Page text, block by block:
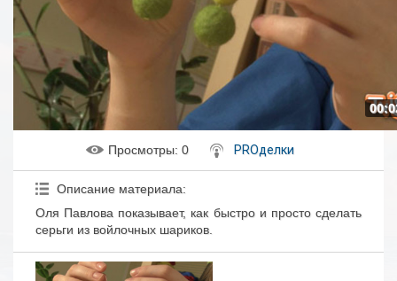
Просмотры: 0 PROделки
Описание материала:
Оля Павлова показывает, как быстро и просто сделать
серьги из войлочных шариков.